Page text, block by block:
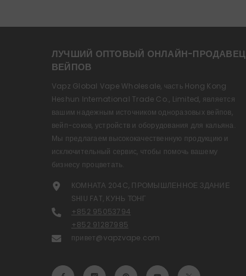
ЛУЧШИЙ ОПТОВЫЙ ОНЛАЙН-ПРОДАВЕЦ
ВЕЙПОВ
Vapz Global Vape Wholesale, часть Hong Kong
Heshun International Trade Co., Limited, является
вашим надежным источником одноразовых вейпов,
вейп-соков, устройств и оборудования для кальяна.
Мы предлагаем высококачественную продукцию и
исключительный сервис, чтобы помочь вашему
бизнесу процветать.
КОМНАТА 204C, ПРОМЫШЛЕННОЕ ЗДАНИЕ
SHIU FAT, КУНЬ ТОНГ
+852 95053794
+852 91287985
привет@vapzvape.com